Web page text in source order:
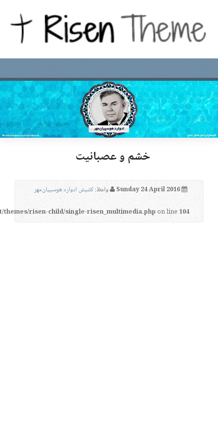
خشم و عصبانیت
Sunday 24 April 2016 واعظ:کشیش ادوارد هوسپیان‌مهر
risen-child/single-risen_multimedia.phpon line104